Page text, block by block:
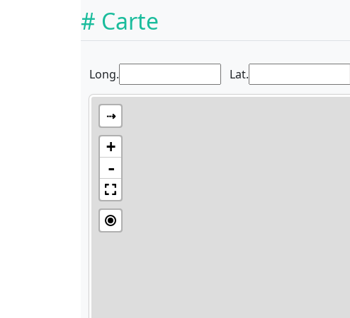
# Carte
Long. Lat.
⇢
+
-